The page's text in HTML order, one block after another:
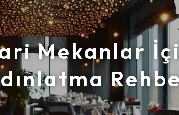
Mekanlar